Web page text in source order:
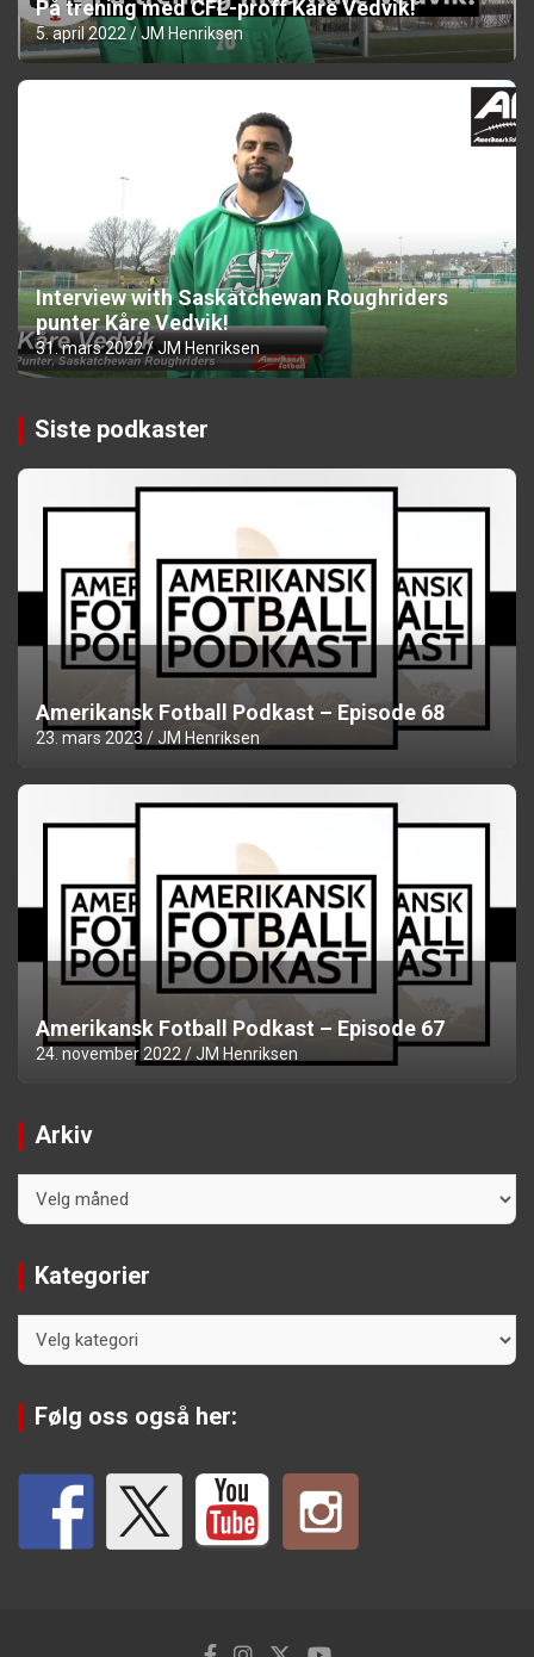
På trening med CFL-proff Kåre Vedvik!
5. april 2022 JM Henriksen
Interview with Saskatchewan Roughriders
punter Kåre Vedvik!
31. mars 2022 JM Henriksen
Siste podkaster
Amerikansk Fotball Podkast – Episode 68
23. mars 2023 JM Henriksen
Amerikansk Fotball Podkast – Episode 67
24. november 2022 JM Henriksen
Arkiv
Kategorier
Følg oss også her: